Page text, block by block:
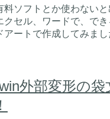
料ソフトとか使わない
クセル、ワードで、でき
アートで作成してみまし
外部変形の袋